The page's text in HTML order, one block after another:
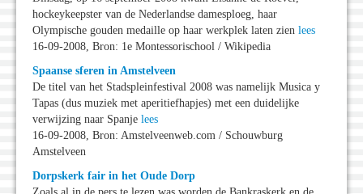
hockeykeepster van de Nederlandse damesploeg, haar
Olympische gouden medaille op haar werkplek laten zien lees
16-09-2008, Bron: 1e Montessorischool / Wikipedia
Spaanse sferen in Amstelveen
De titel van het Stadspleinfestival 2008 was namelijk Musica y
Tapas (dus muziek met aperitiefhapjes) met een duidelijke
verwijzing naar Spanje lees
16-09-2008, Bron: Amstelveenweb.com / Schouwburg
Amstelveen
Dorpskerk fair in het Oude Dorp